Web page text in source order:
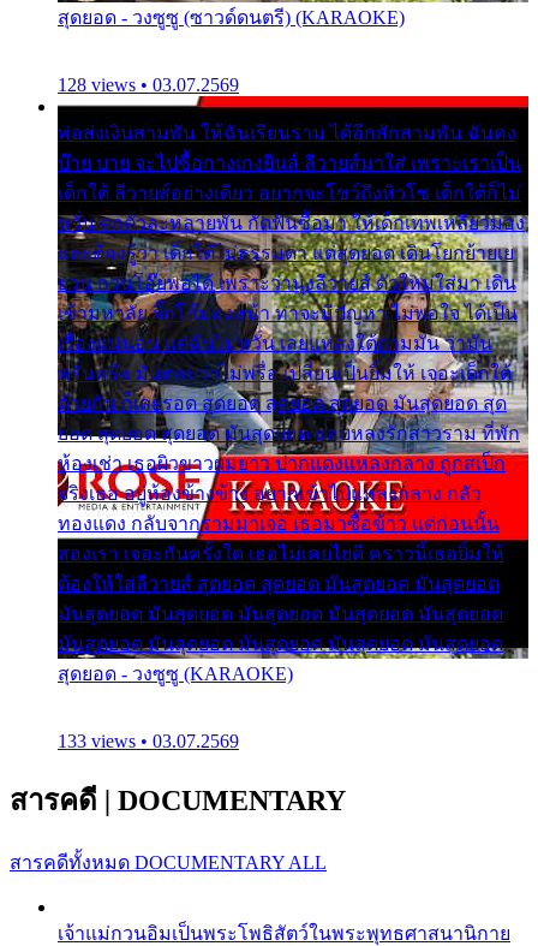
สุดยอด - วงซูซู (ซาวด์ดนตรี) (KARAOKE)
128 views • 03.07.2569
พ่อส่งเงินสามพัน ให้ฉันเรียนราม ได้อีกสักสามพัน ฉันคง
บ๊าย บาย จะไปซื้อกางเกงยีนส์ ลีวายส์มาใส่ เพราะเราเป็น
เด็กใต้ ลีวายส์อย่างเดียว อยากจะโชว์ถึงหิวโซ เด็กใต้ก็ไม่
หวั่น ตกตัวละหลายพัน กัดฟันซื้อมา ให้เด็กเทพเหลียวมอง
และต้องรู้ว่า เด็กใต้ไม่ธรรมดา แต่สุดยอด เดินโยกย้ายเย
ยวน กวนโอ๊ยพอได้ เพราะว่านุ่งลีวายส์ ตัวใหม่ใส่มา เดิน
เข้ามหาลัย จิ๊กโก๊มองหน้า ท่าจะมีปัญหา ไม่พอใจ ได้เป็น
เรื่องแน่นอน แต่ฉันไม่หวั่น เลยแหลงใต้ถามมัน ว่ามัน
พรั่นพรือ มันตอบว่าไม่พรื่อ เปลี่ยนเป็นยิ้มให้ เจอะเด็กใต้
ด้วยกัน ก็เลยรอด สุดยอด สุดยอด สุดยอด มันสุดยอด สุด
ยอด สุดยอด สุดยอด มันสุดยอด แอบหลงรักสาวราม ที่พัก
ห้องเช่า เธอผิวขาวผมยาว ปากแดงแหลงกลาง ถูกสเป็ก
จริงเธอ อยู่ห้องข้างข้าง อยากเข้าไปแหลงกลาง กลัว
ทองแดง กลับจากรามมาเจอ เธอมาซื้อข้าว แต่ก่อนนั้น
สองเรา เจอะกันครั้งใด เธอไม่เคยไยดี คราวนี้เธอยิ้มให้
ต้องให้ใส่ลีวายส์ สุดยอด สุดยอด มันสุดยอด มันสุดยอด
มันสุดยอด มันสุดยอด มันสุดยอด มันสุดยอด มันสุดยอด
มันสุดยอด มันสุดยอด มันสุดยอด มันสุดยอด มันสุดยอด
สุดยอด - วงซูซู (KARAOKE)
133 views • 03.07.2569
สารคดี | DOCUMENTARY
สารคดีทั้งหมด DOCUMENTARY ALL
เจ้าแม่กวนอิมเป็นพระโพธิสัตว์ในพระพุทธศาสนานิกาย